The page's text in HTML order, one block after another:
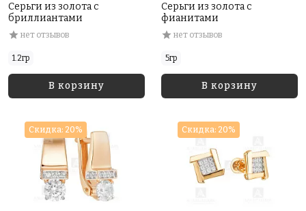
Серьги из золота с
бриллиантами
нет отзывов
1.2гр
В корзину
Серьги из золота с
фианитами
нет отзывов
5гр
В корзину
Скидка: 20% Скидка: 20%